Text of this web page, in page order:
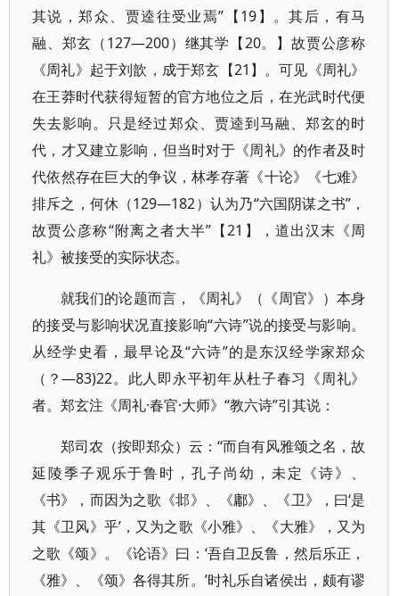
其说，郑众、贾逵往受业焉”【19】。其后，有马
融、郑玄（127—200）继其学【20。】故贾公彦称
《周礼》起于刘歆，成于郑玄【21】。可见《周礼》
在王莽时代获得短暂的官方地位之后，在光武时代便
失去影响。只是经过郑众、贾逵到马融、郑玄的时
代，才又建立影响，但当时对于《周礼》的作者及时
代依然存在巨大的争议，林孝存著《十论》《七难》
排斥之，何休（129—182）认为乃“六国阴谋之书”，
故贾公彦称“附离之者大半”【21】，道出汉末《周
礼》被接受的实际状态。
就我们的论题而言，《周礼》（《周官》）本身
的接受与影响状况直接影响“六诗”说的接受与影响。
从经学史看，最早论及“六诗”的是东汉经学家郑众
（？—83)22。此人即永平初年从杜子春习《周礼》
者。郑玄注《周礼·春官·大师》“教六诗”引其说：
郑司农（按即郑众）云：“而自有风雅颂之名，故
延陵季子观乐于鲁时，孔子尚幼，未定《诗》、
《书》，而因为之歌《邶》、《鄘》、《卫》，曰‘是
其《卫风》乎’，又为之歌《小雅》、《大雅》，又为
之歌《颂》。《论语》曰：‘吾自卫反鲁，然后乐正，
《雅》、《颂》各得其所。’时礼乐自诸侯出，颇有谬